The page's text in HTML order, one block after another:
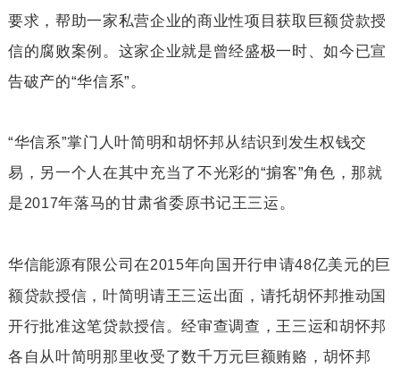
要求，帮助一家私营企业的商业性项目获取巨额贷款授
信的腐败案例。这家企业就是曾经盛极一时、如今已宣
告破产的“华信系”。
“华信系”掌门人叶简明和胡怀邦从结识到发生权钱交
易，另一个人在其中充当了不光彩的“掮客”角色，那就
是2017年落马的甘肃省委原书记王三运。
华信能源有限公司在2015年向国开行申请48亿美元的巨
额贷款授信，叶简明请王三运出面，请托胡怀邦推动国
开行批准这笔贷款授信。经审查调查，王三运和胡怀邦
各自从叶简明那里收受了数千万元巨额贿赂，胡怀邦